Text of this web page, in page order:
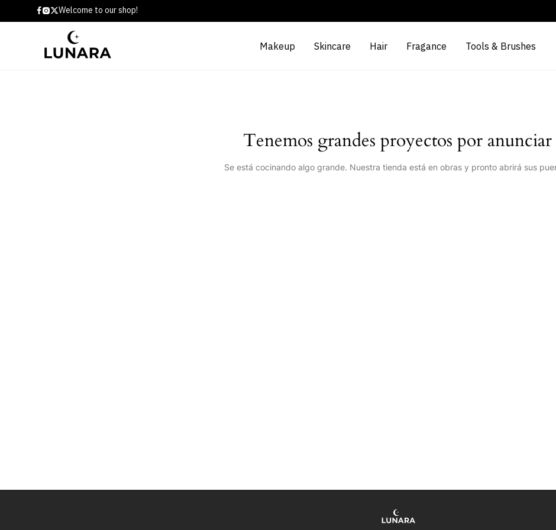
Welcome to our shop!
Makeup Skincare Hair Fragance Tools & Brushes
Tenemos grandes proyectos por anunciar
Se está cocinando algo grande. Nuestra tienda está en obras y pronto abrirá sus